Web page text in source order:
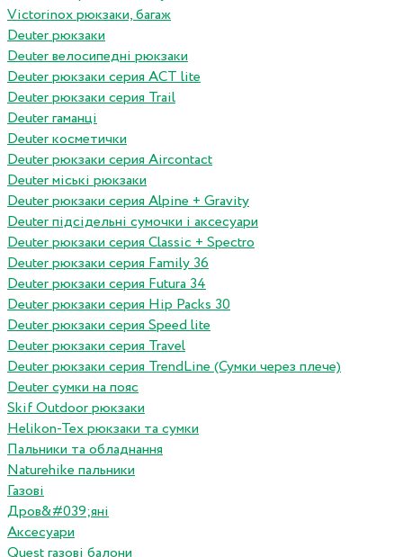
Victorinox рюкзаки, багаж
Deuter рюкзаки
Deuter велосипедні рюкзаки
Deuter рюкзаки серия ACT lite
Deuter рюкзаки серия Trail
Deuter гаманці
Deuter косметички
Deuter рюкзаки серия Aircontact
Deuter міські рюкзаки
Deuter рюкзаки серия Alpine + Gravity
Deuter підсідельні сумочки і аксесуари
Deuter рюкзаки серия Classic + Spectro
Deuter рюкзаки серия Family 36
Deuter рюкзаки серия Futura 34
Deuter рюкзаки серия Hip Packs 30
Deuter рюкзаки серия Speed lite
Deuter рюкзаки серия Travel
Deuter рюкзаки серия TrendLine (Сумки через плече)
Deuter сумки на пояс
Skif Outdoor рюкзаки
Helikon-Tex рюкзаки та сумки
Пальники та обладнання
Naturehike пальники
Газові
Дров&#039;яні
Аксесуари